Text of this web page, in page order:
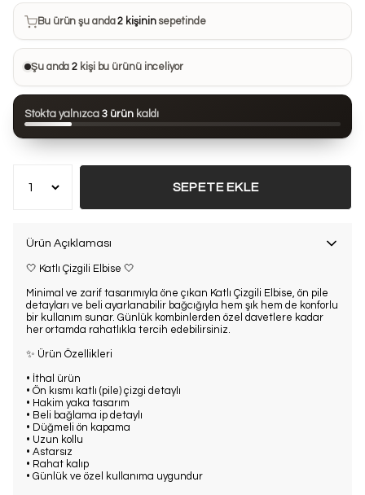
Bu ürün şu anda2 kişininsepetinde
Bu ürünü 10 kişi favorilerine ekledi
Bu ürün son 24 saatte54 kezgörüntülendi
Şu anda2 kişi bu ürünü inceliyor
Stokta yalnızca 3 ürün kaldı
SEPETE EKLE
Ürün Açıklaması
🤍 Katlı Çizgili Elbise 🤍
Minimal ve zarif tasarımıyla öne çıkan Katlı Çizgili Elbise, ön pile
detayları ve beli ayarlanabilir bağcığıyla hem şık hem de konforlu
bir kullanım sunar. Günlük kombinlerden özel davetlere kadar
her ortamda rahatlıkla tercih edebilirsiniz.
✨ Ürün Özellikleri
• İthal ürün
• Ön kısmı katlı (pile) çizgi detaylı
• Hakim yaka tasarım
• Beli bağlama ip detaylı
• Düğmeli ön kapama
• Uzun kollu
• Astarsız
• Rahat kalıp
• Günlük ve özel kullanıma uygundur